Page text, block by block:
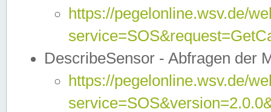
https://pegelonline.wsv.de/
DescribeSensor - Abfragen der
https://pegelonline.wsv.de/